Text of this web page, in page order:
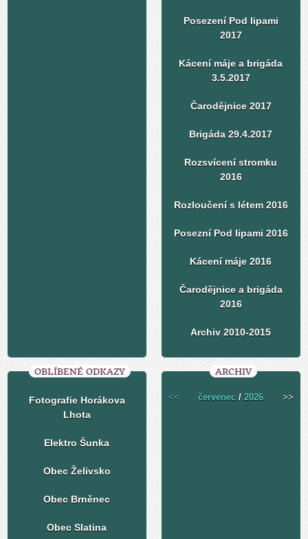
Posezení Pod lipami
2017
Kácení máje a brigáda
3.5.2017
Čarodějnice 2017
Brigáda 29.4.2017
Rozsvícení stromku
2016
Rozloučení s létem 2016
Posezní Pod lipami 2016
Kácení máje 2016
Čarodějnice a brigáda
2016
Archiv 2010-2015
OBLÍBENÉ ODKAZY
Fotografie Horákova
Lhota
Elektro Šunka
Obec Želivsko
Obec Brněnec
Obec Slatina
ARCHIV
<< červenec /2026 >>